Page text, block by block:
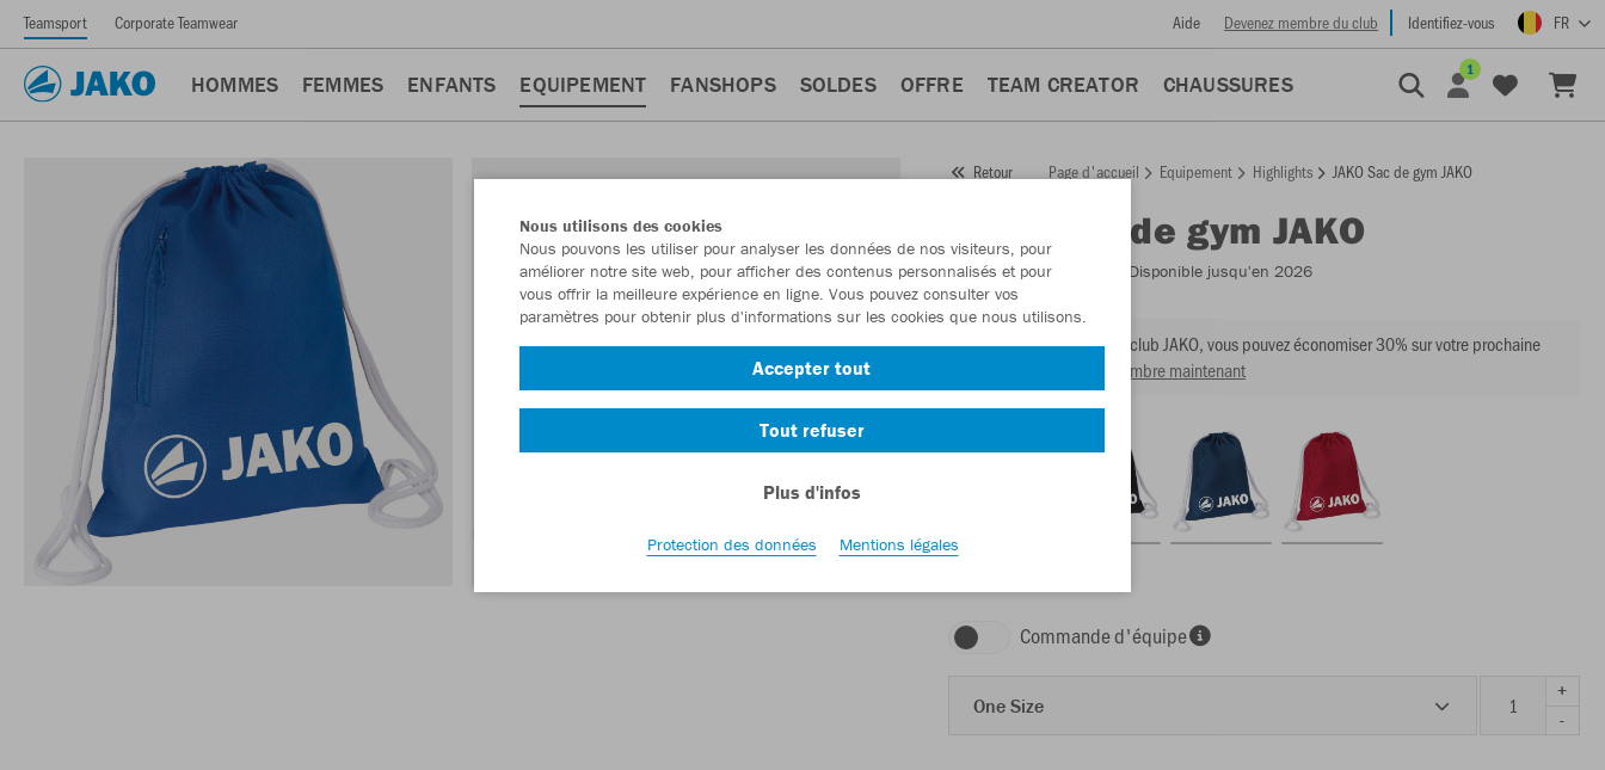
Teamsport Corporate Teamwear Aide Devenez membre du club Identifiez-vous FR
HOMMES FEMMES ENFANTS EQUIPEMENT FANSHOPS SOLDES OFFRE TEAM CREATOR CHAUSSURES
1
Retour Page d'accueil Equipement Highlights JAKO Sac de gym JAKO
Sac de gym JAKO
Numéro d’article: - Disponible jusqu'en 2026
En tant que membre du club JAKO, vous pouvez économiser 30% sur votre prochaine
Devenir membre maintenant
Commande d'équipe
One Size
+
-
Nous utilisons des cookies
Nous pouvons les utiliser pour analyser les données de nos visiteurs, pour
améliorer notre site web, pour afficher des contenus personnalisés et pour
vous offrir la meilleure expérience en ligne. Vous pouvez consulter vos
paramètres pour obtenir plus d'informations sur les cookies que nous utilisons.
Accepter tout
Tout refuser
Plus d'infos
Protection des données Mentions légales